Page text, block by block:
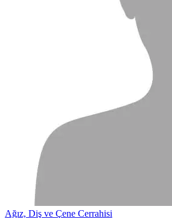
Ağız, Diş ve Çene Cerrahisi